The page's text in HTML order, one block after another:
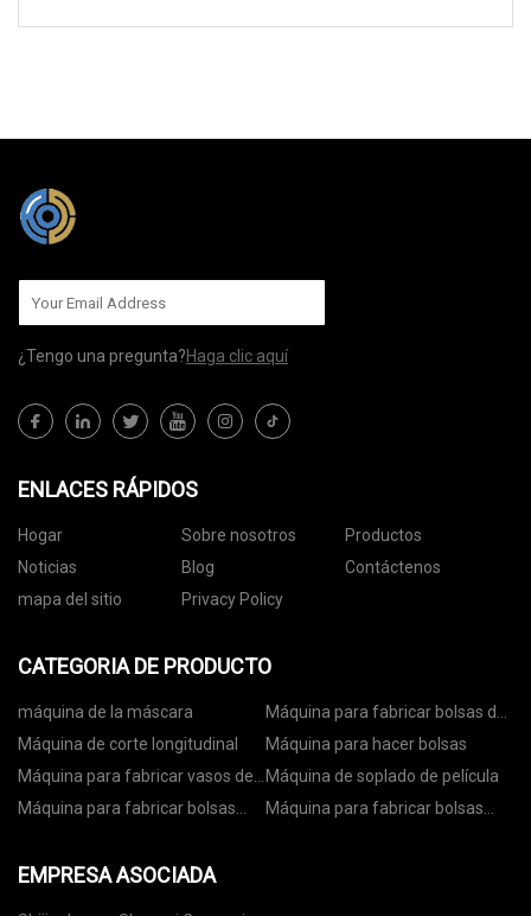
¿Tengo una pregunta?Haga clic aquí
ENLACES RÁPIDOS
Hogar Sobre nosotros
Productos
Noticias
Blog
Contáctenos
mapa del sitio
Privacy Policy
CATEGORIA DE PRODUCTO
máquina de la máscara
Máquina para fabricar bolsas de
papel
Máquina de corte longitudinal
Máquina para hacer bolsas
Máquina para fabricar vasos de
papel
Máquina de soplado de película
Máquina para fabricar bolsas
Máquina para fabricar bolsas
EMPRESA ASOCIADA